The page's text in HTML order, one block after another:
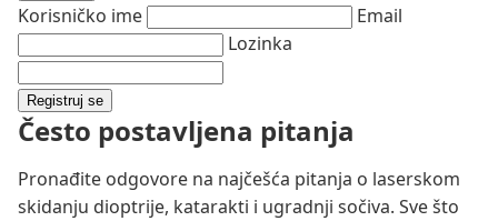
Korisničko ime
Email
Lozinka
Registruj se
Često postavljena pitanja
Pronađite odgovore na najčešća pitanja o laserskom
skidanju dioptrije, katarakti i ugradnji sočiva. Sve što